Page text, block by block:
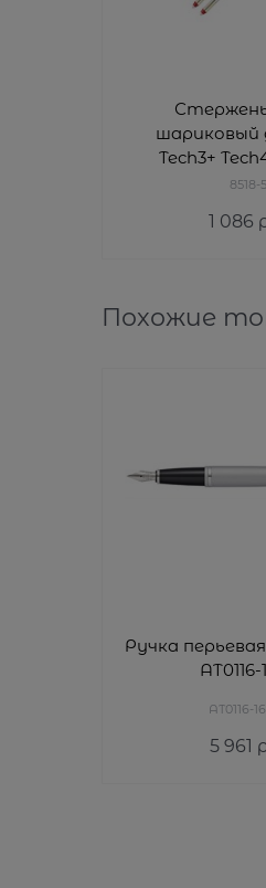
шариковый
Tech3+
(красный)
8518-5
1 086
Похожие
Ручка
AT0116-
5 961